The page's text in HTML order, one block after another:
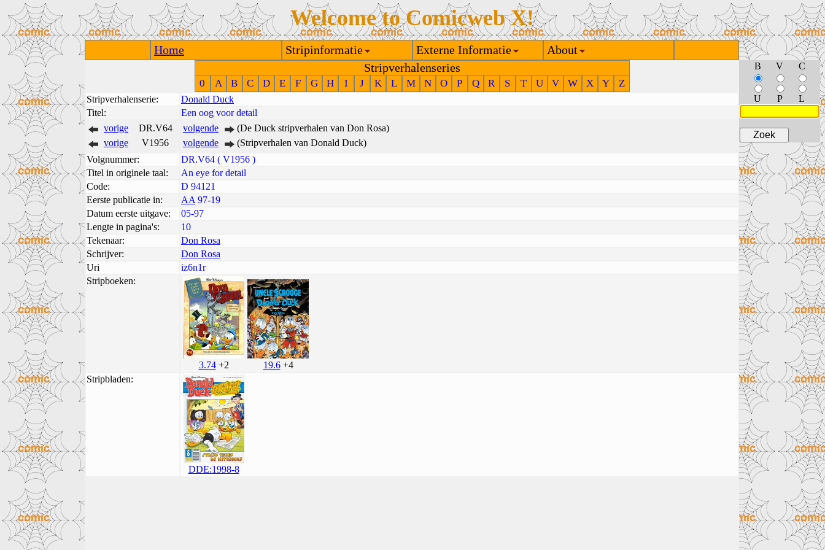
Welcome to Comicweb X!
Home Stripinformatie Externe Informatie
About
Stripverhalenseries
0 A B C D E F G H I J K L M N O P Q R S T U V W X Y Z
Stripverhalenserie:
Donald Duck
Titel:
Een oog voor detail
vorige
DR.V64 volgende
(De Duck stripverhalen van Don Rosa)
vorige
V1956 volgende
(Stripverhalen van Donald Duck)
Volgnummer:
DR.V64 ( V1956 )
Titel in originele taal:
An eye for detail
Code:
D 94121
Eerste publicatie in:
AA 97-19
Datum eerste uitgave:
05-97
Lengte in pagina's:
10
Tekenaar:
Don Rosa
Schrijver:
Don Rosa
Uri
iz6n1r
Stripboeken:
3.74+2 19.6+4
Stripbladen:
DDE:1998-8
B V C
U P L